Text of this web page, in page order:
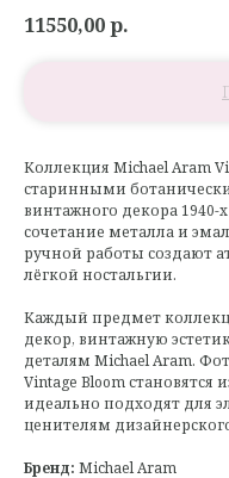
11550,00р.
Коллекция Michael Aram
старинными
винтажного декора
сочетание металла и
ручной работы создают
лёгкой ностальгии.
Каждый предмет
декор, винтажную
деталям Michael Aram.
Vintage Bloom
идеально подходят для
ценителям
Бренд: Michael Aram